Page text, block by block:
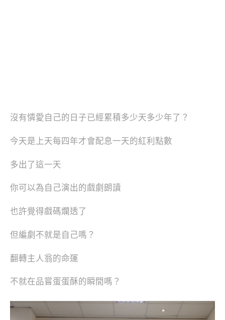
沒有憐愛自己的日子已經累積多少天多少年了？
今天是上天每四年才會配息一天的紅利點數
多出了這一天
你可以為自己演出的戲劇朗讀
也許覺得戲碼爛透了
但編劇不就是自己嗎？
翻轉主人翁的命運
不就在品嘗蛋蛋酥的瞬間嗎？